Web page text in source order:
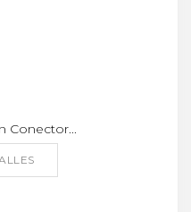
Conector...